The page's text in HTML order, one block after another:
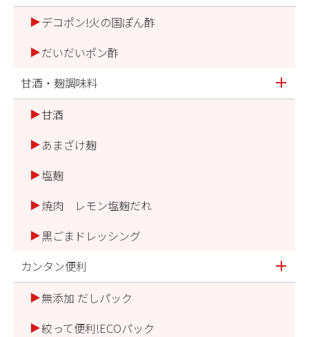
デコポン!火の国ぽん酢
だいだいポン酢
甘酒・麹調味料
甘酒
あまざけ麹
塩麹
焼肉 レモン塩麹だれ
黒ごまドレッシング
カンタン便利
無添加 だしパック
絞って便利!ECOパック